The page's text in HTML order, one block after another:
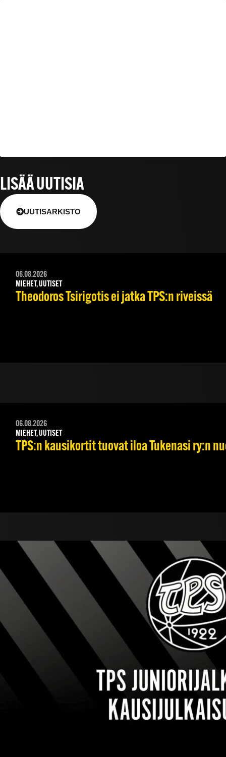
LISÄÄ UUTISIA
UUTISARKISTO
06.08.2026
MIEHET, UUTISET
Theodoros Tsirigotis ei jatka TPS:n riveissä
06.08.2026
MIEHET, UUTISET
TPS:n kausikortit tuovat iloa Tukenasi ry:n